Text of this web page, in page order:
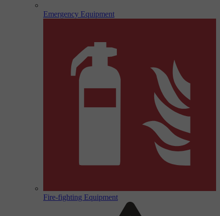
Emergency Equipment
Fire-fighting Equipment